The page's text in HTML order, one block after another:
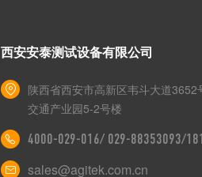
西安安泰测试设备有限公司
陕西省西安市高新区韦斗大道3652
交通产业园5-2号楼
4000-029-016/ 029-88353093/
sales@agitek.com.cn